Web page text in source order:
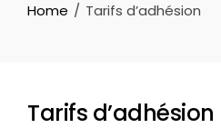
Home Tarifs d’adhésion
Tarifs d’adhésion